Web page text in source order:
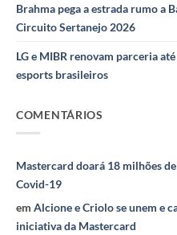
Brahma pega a estrada rumo a
Circuito Sertanejo 2026
LG e MIBR renovam parceria
esports brasileiros
COMENTÁRIOS
Mastercard doará 18 milhões
Covid-19
em Alcione e Criolo se unem e
iniciativa da Mastercard